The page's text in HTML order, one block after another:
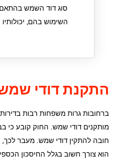
סוג דוד השמש בהתאם
השימוש בהם, יכולותיו
התקנת דודי
ברחובות גרות משפחות רבות
חובה להתקין דודי שמש. מעבר
הוא צורך חשוב בגלל החיסכון